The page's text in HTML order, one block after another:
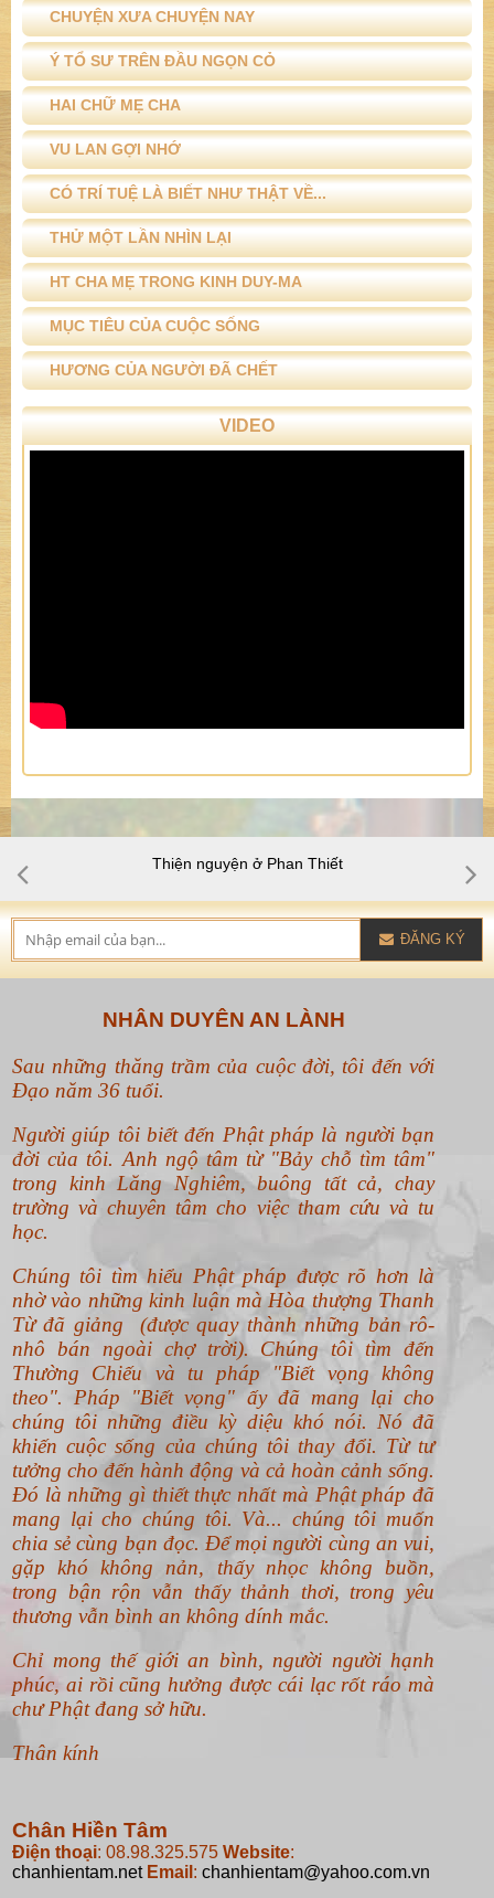
CHUYỆN XƯA CHUYỆN NAY
Ý TỔ SƯ TRÊN ĐẦU NGỌN CỎ
HAI CHỮ MẸ CHA
VU LAN GỢI NHỚ
CÓ TRÍ TUỆ LÀ BIẾT NHƯ THẬT VỀ...
THỬ MỘT LẦN NHÌN LẠI
HT CHA MẸ TRONG KINH DUY-MA
MỤC TIÊU CỦA CUỘC SỐNG
HƯƠNG CỦA NGƯỜI ĐÃ CHẾT
VIDEO
Thiện nguyện ở Phan Thiết
ĐĂNG KÝ
NHÂN DUYÊN AN LÀNH
Sau những thăng trầm của cuộc đời, tôi đến với
Đạo năm 36 tuổi.
Người giúp tôi biết đến Phật pháp là người bạn
đời của tôi. Anh ngộ tâm từ "Bảy chỗ tìm tâm"
trong kinh Lăng Nghiêm, buông tất cả, chay
trường và chuyên tâm cho việc tham cứu và tu
học.
Chúng tôi tìm hiểu Phật pháp được rõ hơn là
nhờ vào những kinh luận mà Hòa thượng Thanh
Từ đã giảng (được quay thành những bản rô-
nhô bán ngoài chợ trời). Chúng tôi tìm đến
Thường Chiếu và tu pháp "Biết vọng không
theo". Pháp "Biết vọng" ấy đã mang lại cho
chúng tôi những điều kỳ diệu khó nói. Nó đã
khiến cuộc sống của chúng tôi thay đổi. Từ tư
tưởng cho đến hành động và cả hoàn cảnh sống.
Đó là những gì thiết thực nhất mà Phật pháp đã
mang lại cho chúng tôi. Và... chúng tôi muốn
chia sẻ cùng bạn đọc. Để mọi người cùng an vui,
gặp khó không nản, thấy nhọc không buồn,
trong bận rộn vẫn thấy thảnh thơi, trong yêu
thương vẫn bình an không dính mắc.
Chỉ mong thế giới an bình, người người hạnh
phúc, ai rồi cũng hưởng được cái lạc rốt ráo mà
chư Phật đang sở hữu.
Thân kính
Chân Hiền Tâm
Điện thoại: 08.98.325.575 Website:
chanhientam.net Email : chanhientam@yahoo.com.vn